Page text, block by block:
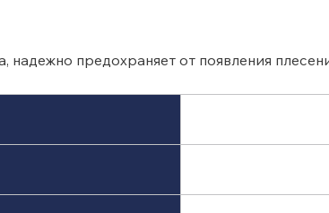
надежно предохраняет от появления